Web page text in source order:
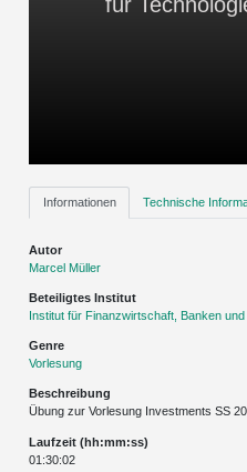
Informationen Technische
Autor
Marcel Müller
Beteiligtes Institut
Institut für Finanzwirtschaft, Banken
Genre
Vorlesung
Beschreibung
Übung zur Vorlesung Investments SS
Laufzeit (hh:mm:ss)
01:30:02